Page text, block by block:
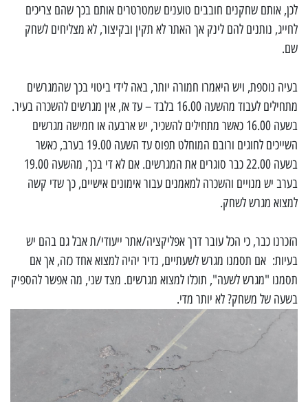
לכן, אותם שחקנים חובבים טוענים שמטרטרים אותם בכך שהם צריכים
לחייג, נותנים להם לינק אך האתר לא תקין ובקיצור, לא מצליחים לשחק
שם.
בעיה נוספת, ויש היאמרו חמורה יותר, באה לידי ביטוי בכך שהמגרשים
מתחילים לעבוד מהשעה 16.00 בלבד – עד אז, אין מגרשים להשכרה בעיר.
בשעה 16.00 כאשר מתחילים להשכיר, יש ארבעה או חמישה מגרשים
השייכים לחוגים ורובם המוחלט תפוס עד השעה 19.00 בערב, כאשר
בשעה 22.00 כבר סוגרים את המגרשים. אם לא די בכך, מהשעה 19.00
בערב יש מנויים והשכרה למאמנים עבור אימונים אישיים, כך שדי קשה
למצוא מגרש לשחק.
הזכרנו כבר, כי הכל עובר דרך אפליקציה/אתר ייעודי/ת אבל גם בהם יש
בעיות: אם תסמנו מגרש לשעתיים, נדיר יהיה למצוא אחד כזה, אך אם
תסמנו "מגרש לשעה", תוכלו למצוא מגרשים. מצד שני, מה אפשר להספיק
בשעה של משחק? לא יותר מדי.